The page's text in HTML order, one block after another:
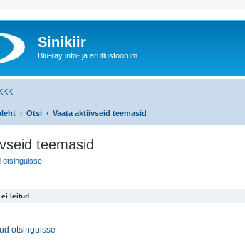
Sinikiir
Blu-ray info- ja arutlusfoorum
Otsi Vaata aktiivseid teemasid
teemasid
otsinguisse
leitud.
otsinguisse